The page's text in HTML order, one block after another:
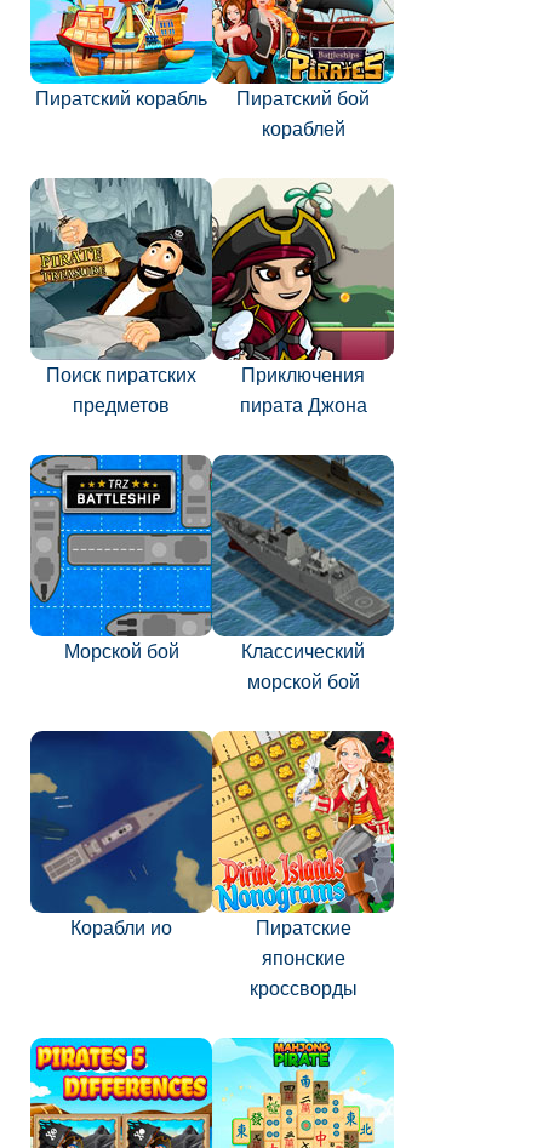
Пиратский корабль
Пиратский бой
кораблей
Поиск пиратских
предметов
Приключения
пирата Джона
Морской бой
Классический
морской бой
Корабли ио
Пиратские
японские
кроссворды